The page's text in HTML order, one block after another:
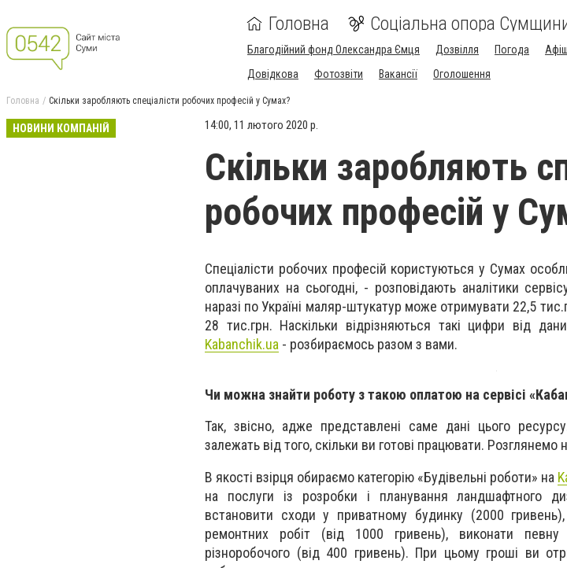
Головна Соціальна опора
Благодійний фонд Олександра Ємця Дозвілля Погода
Довідкова
Фотозвіти Вакансії Оголошення
Головна Скільки заробляють спеціалісти робочих професій у Сумах?
НОВИНИ КОМПАНІЙ 14:00, 11 лютого 2020 р.
Скільки заробляють
робочих професій у
Спеціалісти робочих професій користуються у Сумах
оплачуваних на сьогодні, - розповідають аналітики
наразі по Україні маляр-штукатур може отримувати 22,5
28 тис.грн. Наскільки відрізняються такі цифри від
Kabanchik.ua - розбираємось разом з вами.
Чи можна знайти роботу з такою оплатою на сервісі
Так, звісно, адже представлені саме дані цього
залежать від того, скільки ви готові працювати. Розглянемо
В якості взірця обираємо категорію «Будівельні роботи» на
на послуги із розробки і планування ландшафтного
встановити сходи у приватному будинку (2000
ремонтних робіт (від 1000 гривень), виконати певну
різноробочого (від 400 гривень). При цьому гроші ви